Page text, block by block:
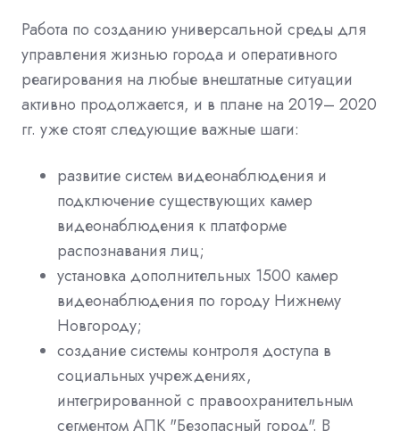
Работа по созданию универсальной среды для
управления жизнью города и оперативного
реагирования на любые внештатные ситуации
активно продолжается, и в плане на 2019– 2020
гг. уже стоят следующие важные шаги:
развитие систем видеонаблюдения и
подключение существующих камер
видеонаблюдения к платформе
распознавания лиц;
установка дополнительных 1500 камер
видеонаблюдения по городу Нижнему
Новгороду;
создание системы контроля доступа в
социальных учреждениях,
интегрированной с правоохранительным
сегментом АПК "Безопасный город". В